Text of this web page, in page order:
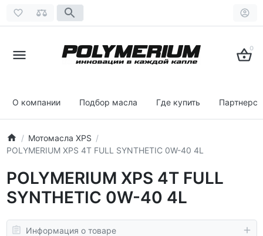
0
О компании Подбор масла Где купить
Мотомасла XPS
POLYMERIUM XPS 4T FULL SYNTHETIC 0W-40 4L
POLYMERIUM XPS 4T FULL
SYNTHETIC 0W-40 4L
Информация о товаре